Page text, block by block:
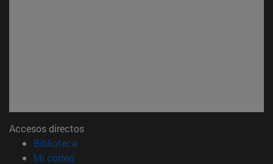
Accesos directos
Biblioteca
Mi correo(abre en nueva ventana)